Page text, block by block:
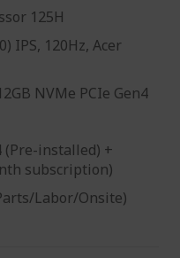
125H
IPS, 120Hz, Acer
NVMe PCIe Gen4
(Pre-installed) +
subscription)
Labor/Onsite)